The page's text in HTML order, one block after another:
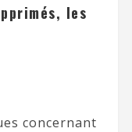
les
concernant